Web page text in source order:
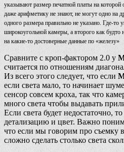
указывают размер печатной платы на
даже арифметику не знают, не могут одно на
одного размера правильно не указано. Где-то
широкоугольной камеры, а второго как
на какие-то достоверные данные по «железу»
Сравните с кроп-фактором 2.0 у
считается по отношениям
Из всего этого следует, что если
если света мало, то начинает
сенсор совсем кроха, так что
много света чтобы выдавать
Если света будет недостаточно,
детализацию и цвет. Важно
что если мы говорим про съемку
сложно сделать столько света